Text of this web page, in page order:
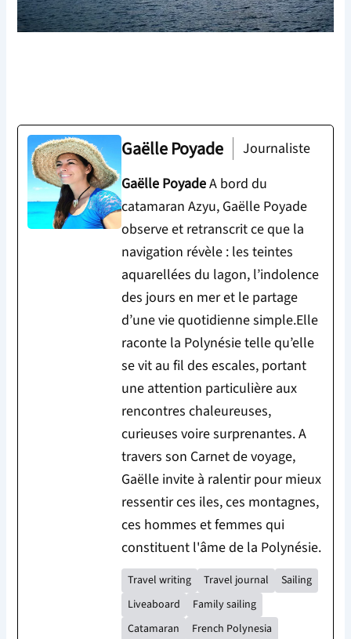
Gaëlle Poyade
Journaliste
Gaëlle PoyadeA bord du
catamaran Azyu, Gaëlle Poyade
observe et retranscrit ce que la
navigation révèle : les teintes
aquarellées du lagon, l’indolence
des jours en mer et le partage
d’une vie quotidienne simple.Elle
raconte la Polynésie telle qu’elle
se vit au fil des escales, portant
une attention particulière aux
rencontres chaleureuses,
curieuses voire surprenantes. A
travers son Carnet de voyage,
Gaëlle invite à ralentir pour mieux
ressentir ces iles, ces montagnes,
ces hommes et femmes qui
constituent l'âme de la Polynésie.
Travel writing Travel journal
Sailing
Liveaboard
Family sailing
Catamaran
French Polynesia